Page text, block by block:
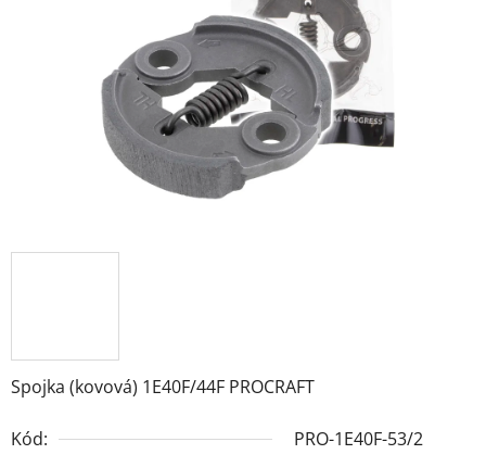
Spojka (kovová) 1E40F/44F PROCRAFT
Kód: PRO-1E40F-53/2